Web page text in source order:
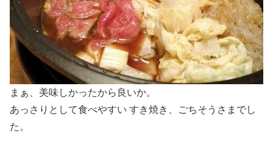
まぁ、美味しかったから良いか。
あっさりとして食べやすい すき焼き、ごちそうさまでし
た。